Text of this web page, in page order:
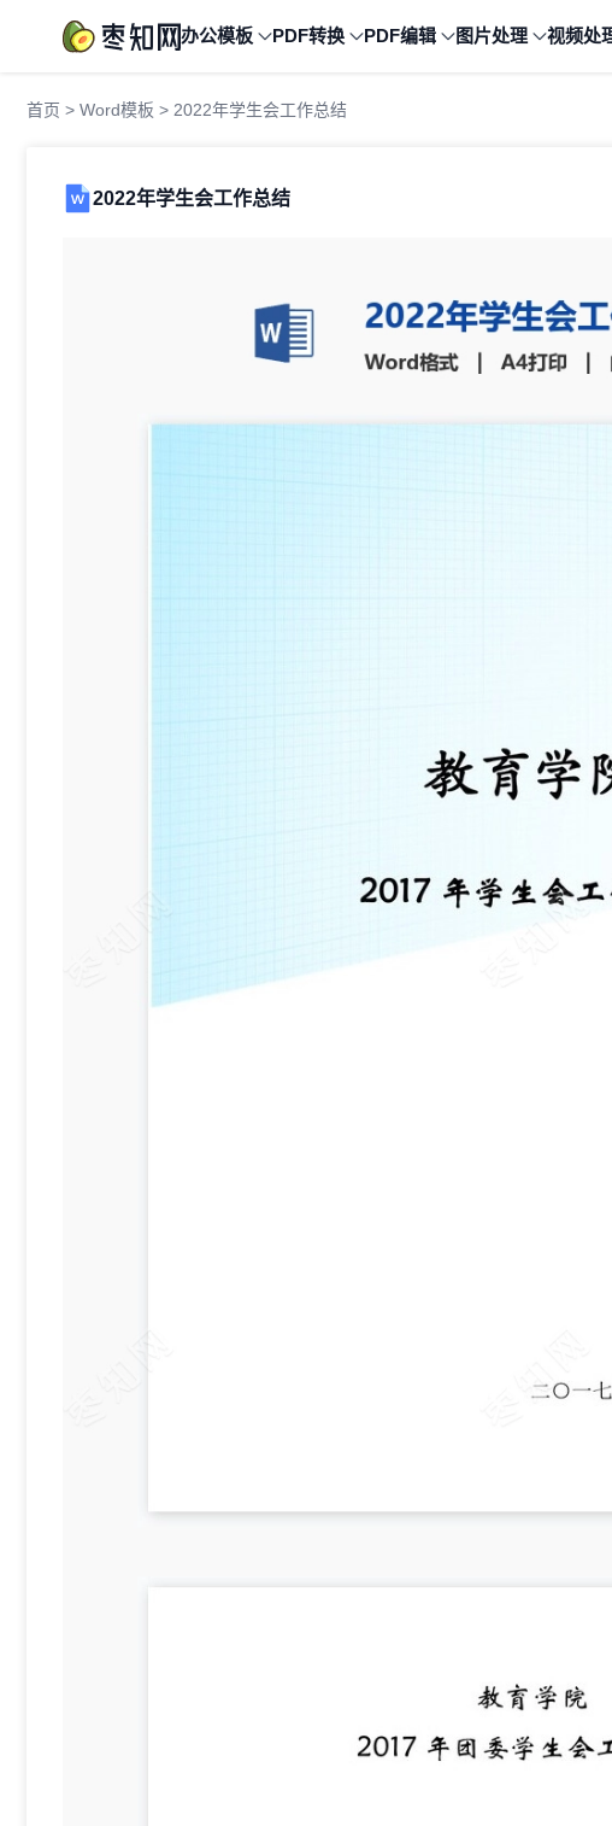
办公模板 PDF转换 PDF编辑 图片处理 视频处
首页 > Word模板 > 2022年学生会工作总结
2022年学生会工作总结